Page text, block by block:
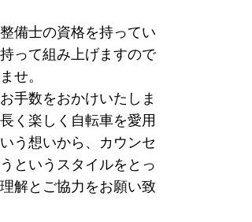
備士の資格を持ってい
って組み上げますので
せ。
手数をおかけいたしま
く楽しく自転車を愛用
う想いから、カウンセ
というスタイルをとっ
解とご協力をお願い致